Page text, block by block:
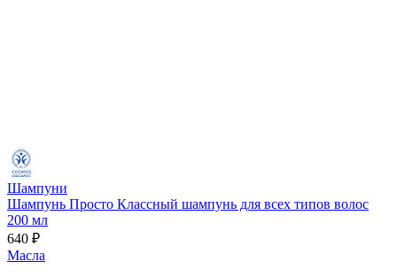
Шампуни
Шампунь Просто Классный шампунь для всех типов волос
200 мл
640 ₽
Масла